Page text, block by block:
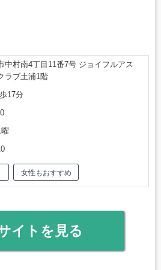
中村南4丁目11番7号 ジョイフルアス
ラブ土浦1階
17分
女性もおすすめ
イトを見る